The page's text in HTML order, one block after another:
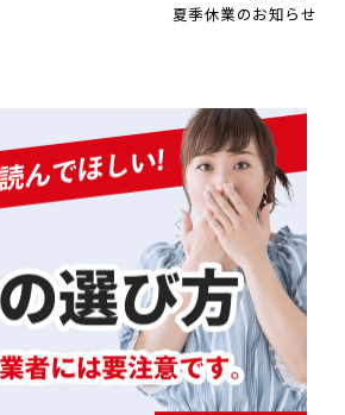
夏季休業のお知らせ